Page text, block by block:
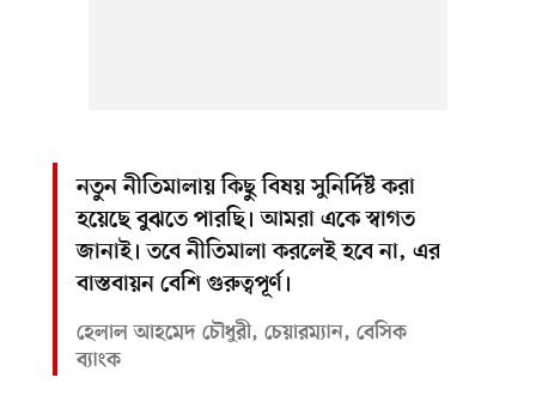
নতুন নীতিমালায় কিছু বিষয় সুনির্দিষ্ট করা
হয়েছে বুঝতে পারছি। আমরা একে স্বাগত
জানাই। তবে নীতিমালা করলেই হবে না, এর
বাস্তবায়ন বেশি গুরুত্বপূর্ণ।
হেলাল আহমেদ চৌধুরী, চেয়ারম্যান, বেসিক
ব্যাংক